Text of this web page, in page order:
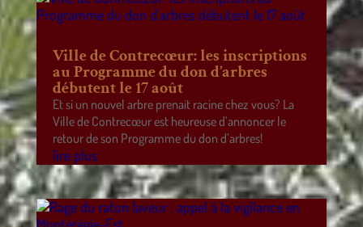
Ville de Contrecœur: les inscriptions
au Programme du don d’arbres
débutent le 17 août
Et si un nouvel arbre prenait racine chez vous? La
Ville de Contrecœur est heureuse d’annoncer le
retour de son Programme du don d’arbres!
lire plus